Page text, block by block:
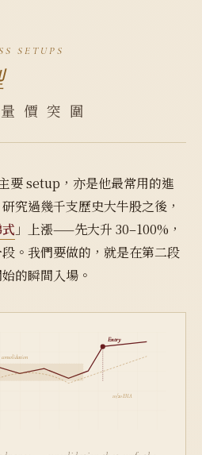
SETUPS
價 突 圍
要 setup，亦是他最常用的進
究過幾千支歷史大牛股之後，
」上漲——先大升 30–100%，
。我們要做的，就是在第二段
的瞬間入場。
Entry
10/20 EMA